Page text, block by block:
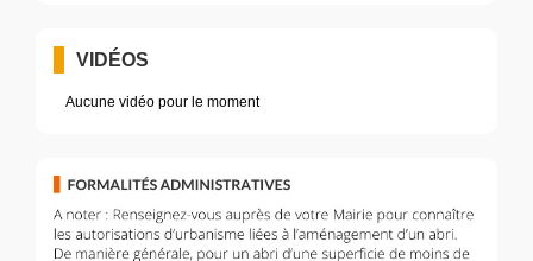
VIDÉOS
Aucune vidéo pour le moment